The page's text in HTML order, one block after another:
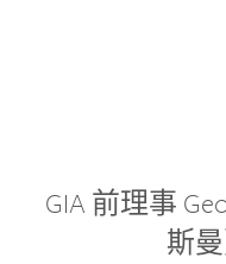
GIA 前理事
斯